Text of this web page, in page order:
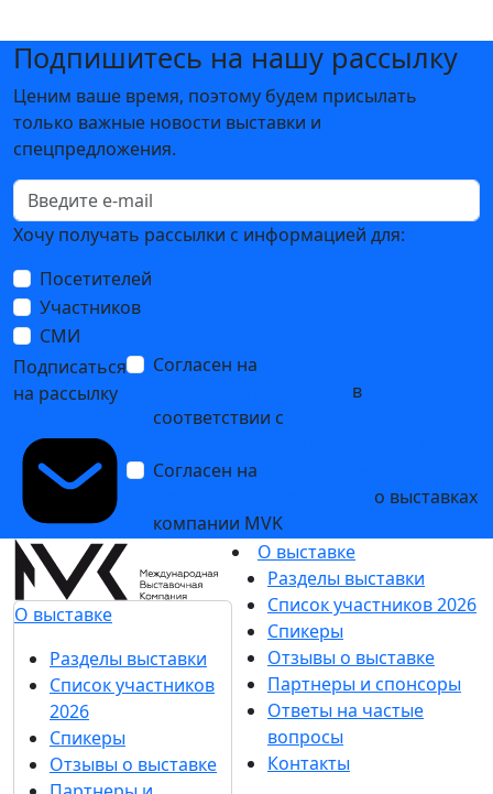
Подпишитесь на нашу рассылку
Ценим ваше время, поэтому будем присылать
только важные новости выставки и
спецпредложения.
Хочу получать рассылки с информацией для:
Посетителей
Участников
СМИ
Подписаться
на рассылку
Согласен на
в
соответствии с
Согласен на
о выставках
компании MVK
О выставке
Разделы выставки
Список участников
2026
Спикеры
Отзывы о выставке
О выставке
Разделы выставки
Список участников 2026
Спикеры
Отзывы о выставке
Партнеры и спонсоры
Ответы на частые
вопросы
Контакты